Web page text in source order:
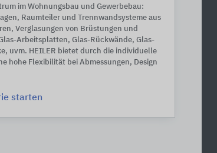
im Wohnungsbau und Gewerbebau:
Raumteiler und Trennwandsysteme aus
Verglasungen von Brüstungen und
Arbeitsplatten, Glas-Rückwände, Glas-
uvm. HEILER bietet durch die individuelle
hohe Flexibilität bei Abmessungen, Design
starten